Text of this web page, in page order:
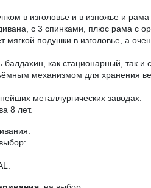
в изголовье и в изножье и
с 3 спинками, плюс рама с
подушки в изголовье, а
как стационарный, так и
механизмом для хранения
металлургических заводах.
8 лет.